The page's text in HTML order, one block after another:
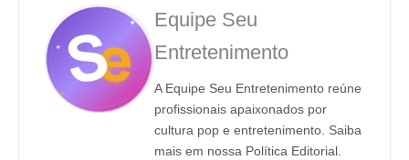
Equipe Seu
Entretenimento
A Equipe Seu Entretenimento reúne
profissionais apaixonados por
cultura pop e entretenimento. Saiba
mais em nossa Política Editorial.